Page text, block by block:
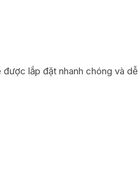
lắp đặt nhanh chóng và dễ